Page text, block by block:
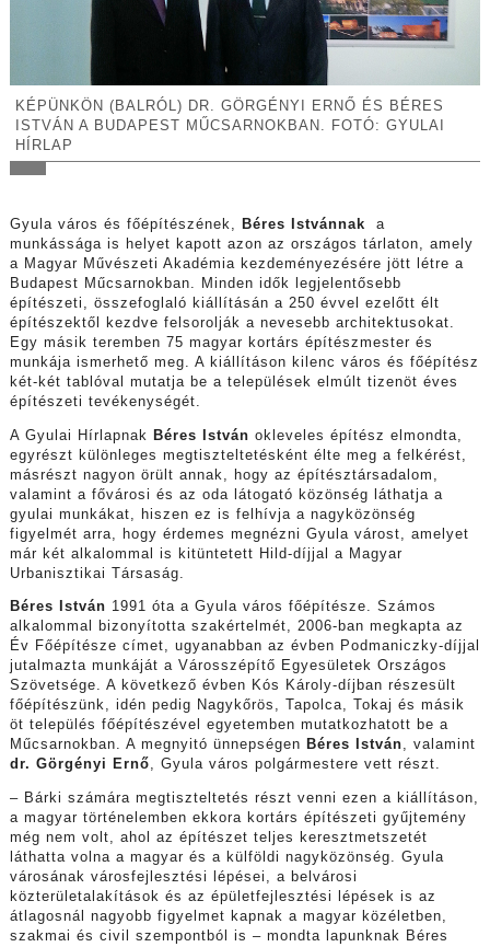
KÉPÜNKÖN (BALRÓL) DR. GÖRGÉNYI ERNŐ ÉS BÉRES
ISTVÁN A BUDAPEST MŰCSARNOKBAN. FOTÓ: GYULAI
HÍRLAP
Gyula város és főépítészének, Béres Istvánnak
a
munkássága is helyet kapott azon az országos tárlaton, amely
a Magyar Művészeti Akadémia kezdeményezésére jött létre a
Budapest Műcsarnokban. Minden idők legjelentősebb
építészeti, összefoglaló kiállításán a 250 évvel ezelőtt élt
építészektől kezdve felsorolják a nevesebb architektusokat.
Egy másik teremben 75 magyar kortárs építészmester és
munkája ismerhető meg. A kiállításon kilenc város és főépítész
két-két tablóval mutatja be a települések elmúlt tizenöt éves
építészeti tevékenységét.
A Gyulai Hírlapnak Béres István okleveles építész elmondta,
egyrészt különleges megtiszteltetésként élte meg a felkérést,
másrészt nagyon örült annak, hogy az építésztársadalom,
valamint a fővárosi és az oda látogató közönség láthatja a
gyulai munkákat, hiszen ez is felhívja a nagyközönség
figyelmét arra, hogy érdemes megnézni Gyula várost, amelyet
már két alkalommal is kitüntetett Hild-díjjal a Magyar
Urbanisztikai Társaság.
Béres István 1991 óta a Gyula város főépítésze. Számos
alkalommal bizonyította szakértelmét, 2006-ban megkapta az
Év Főépítésze címet, ugyanabban az évben Podmaniczky-díjjal
jutalmazta munkáját a Városszépítő Egyesületek Országos
Szövetsége. A következő évben Kós Károly-díjban részesült
főépítészünk, idén pedig Nagykőrös, Tapolca, Tokaj és másik
öt település főépítészével egyetemben mutatkozhatott be a
Műcsarnokban. A megnyitó ünnepségen Béres István, valamint
dr. Görgényi Ernő, Gyula város polgármestere vett részt.
– Bárki számára megtiszteltetés részt venni ezen a kiállításon,
a magyar történelemben ekkora kortárs építészeti gyűjtemény
még nem volt, ahol az építészet teljes keresztmetszetét
láthatta volna a magyar és a külföldi nagyközönség. Gyula
városának városfejlesztési lépései, a belvárosi
közterületalakítások és az épületfejlesztési lépések is az
átlagosnál nagyobb figyelmet kapnak a magyar közéletben,
szakmai és civil szempontból is – mondta lapunknak Béres